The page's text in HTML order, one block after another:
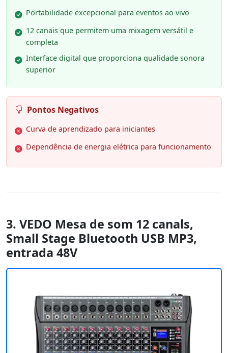
Portabilidade excepcional para eventos ao vivo
12 canais que permitem uma mixagem versátil e
completa
Interface digital que proporciona qualidade sonora
superior
Pontos Negativos
Curva de aprendizado para iniciantes
Dependência de energia elétrica para funcionamento
3. VEDO Mesa de som 12 canals,
Small Stage Bluetooth USB MP3,
entrada 48V